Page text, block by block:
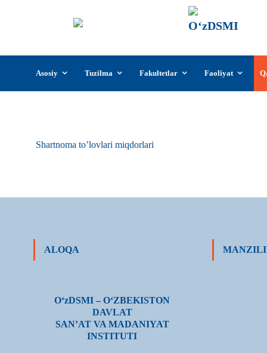
content
Asosiy Tuzilma Fakultetlar Faoliyat
Shartnoma to’lovlari miqdorlari
ALOQA
О‘zDSMI – О‘ZBEKISTON
DAVLAT
SAN’AT VA MADANIYAT
INSTITUTI